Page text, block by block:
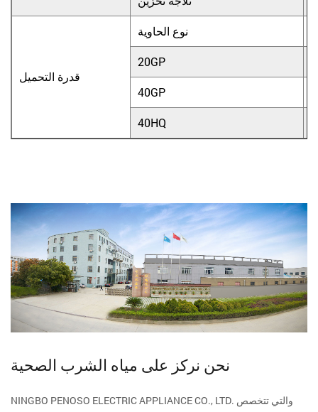
قدرة التحميل
نوع الحاوية
20GP
40GP
40HQ
نحن نركز على مياه الشرب الصحية
NINGBO PENOSO ELECTRIC APPLIANCE CO., LTD. والتي تتخصص